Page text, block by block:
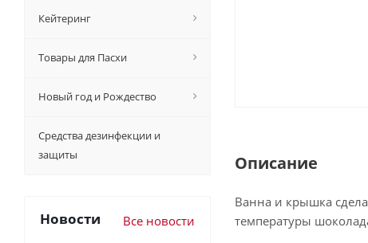
Описание
Ванна и крышка
температуры
Кейтеринг
Товары для Пасхи
Новый год и Рождество
Средства дезинфекции и
защиты
Новости Все новости